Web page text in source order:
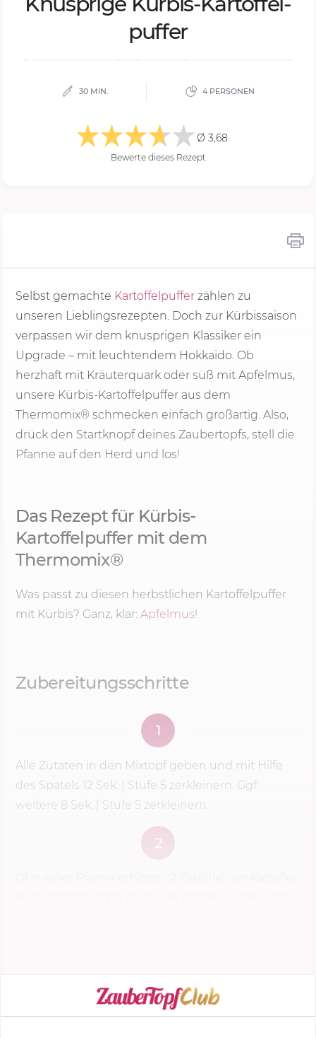
puf­fer
30 MIN. 4 PERSONEN
Ø 3,68
Bewerte dieses Rezept
Selbst gemachte Kartoffelpuffer zählen zu
unseren Lieblingsrezepten. Doch zur Kürbissaison
verpassen wir dem knusprigen Klassiker ein
Upgrade – mit leuchtendem Hokkaido. Ob
herzhaft mit Kräuterquark oder süß mit Apfelmus,
unsere Kürbis-Kartoffelpuffer aus dem
Thermomix® schmecken einfach großartig. Also,
drück den Startknopf deines Zaubertopfs, stell die
Pfanne auf den Herd und los!
Das Rezept für Kürbis-
Kartoffelpuffer mit dem
Thermomix®
Was passt zu diesen herbstlichen Kartoffelpuffer
mit Kürbis? Ganz, klar: Apfelmus!
Zubereitungsschritte
1
Alle Zutaten in den Mixtopf geben und mit Hilfe
des Spatels 12 Sek. Stufe 5 zerkleinern. Ggf.
weitere 8 Sek. | Stufe 5 zerkleinern.
2
KOCHMODUS STARTEN